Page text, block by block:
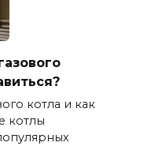
котла и как
котлы